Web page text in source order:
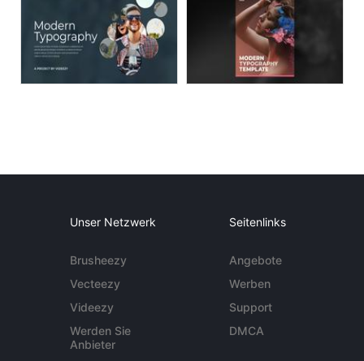
Unser Netzwerk
Brusheezy
Vecteezy
Videezy
Werden Sie
Anbieter
Seitenlinks
Angebote
Werben
Support
DMCA